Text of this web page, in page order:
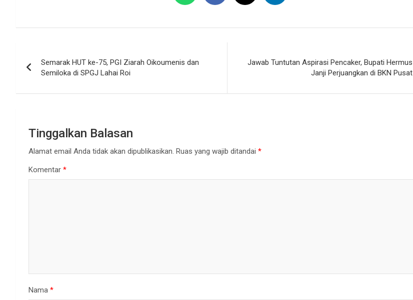
pos
Semarak HUT ke-75, PGI Ziarah Oikoumenis dan
Semiloka di SPGJ Lahai Roi
Jawab Tuntutan Aspirasi Pencaker, Bupati Hermus
Janji Perjuangkan di BKN Pusat
Tinggalkan Balasan
Alamat email Anda tidak akan dipublikasikan. Ruas yang wajib ditandai *
Komentar *
Nama *